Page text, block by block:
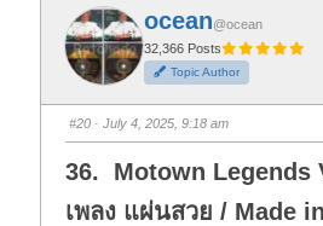
f
o
r
t
h
u
m
d
o
n
.
o
r
t
h
u
m
u
p
ocean@ocean
32,366 Posts
Topic Author
#20 · July 4, 2025, 9:18 am
36. Motown Legends
เพลง แผ่นสวย / Made